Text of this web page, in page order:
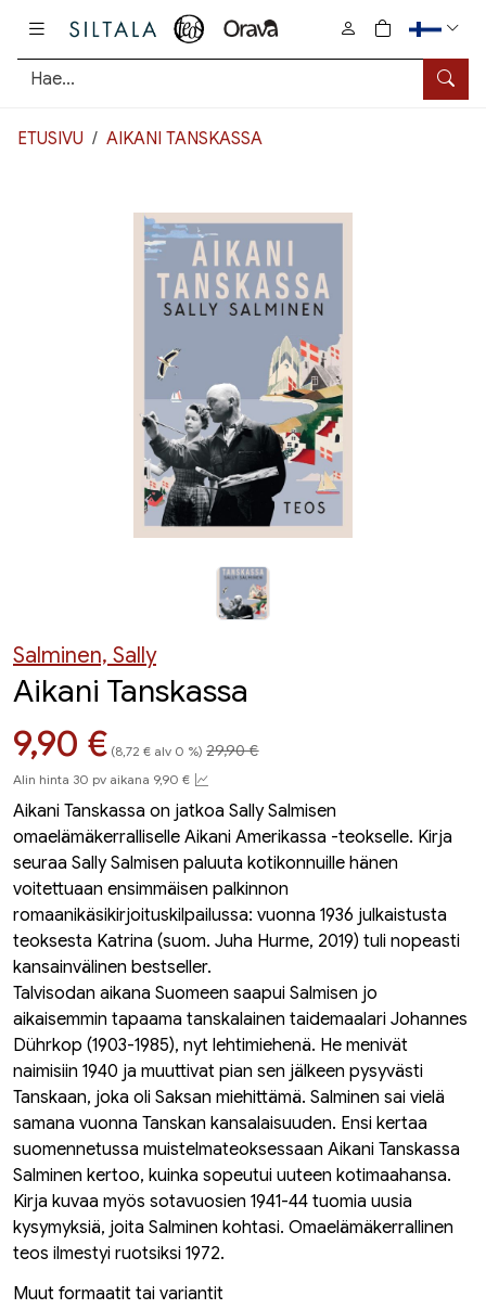
Hae
0
tuotetta
ETUSIVU AIKANI TANSKASSA
Salminen, Sally
Aikani Tanskassa
Hinta nyt
9,90 € (8,72 € alv 0 %) 29,90 €
Alin hinta 30 pv aikana 9,90 €
Aikani Tanskassa on jatkoa Sally Salmisen
omaelämäkerralliselle Aikani Amerikassa -teokselle. Kirja
seuraa Sally Salmisen paluuta kotikonnuille hänen
voitettuaan ensimmäisen palkinnon
romaanikäsikirjoituskilpailussa: vuonna 1936 julkaistusta
teoksesta Katrina (suom. Juha Hurme, 2019) tuli nopeasti
kansainvälinen bestseller.
Talvisodan aikana Suomeen saapui Salmisen jo
aikaisemmin tapaama tanskalainen taidemaalari Johannes
Dührkop (1903-1985), nyt lehtimiehenä. He menivät
naimisiin 1940 ja muuttivat pian sen jälkeen pysyvästi
Tanskaan, joka oli Saksan miehittämä. Salminen sai vielä
samana vuonna Tanskan kansalaisuuden. Ensi kertaa
suomennetussa muistelmateoksessaan Aikani Tanskassa
Salminen kertoo, kuinka sopeutui uuteen kotimaahansa.
Kirja kuvaa myös sotavuosien 1941-44 tuomia uusia
kysymyksiä, joita Salminen kohtasi. Omaelämäkerrallinen
teos ilmestyi ruotsiksi 1972.
Muut formaatit tai variantit